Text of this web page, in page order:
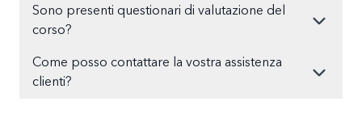
Sono presenti questionari di valutazione del
corso?
Come posso contattare la vostra assistenza
clienti?